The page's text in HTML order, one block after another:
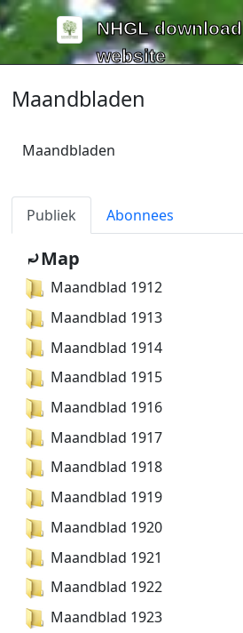
Naar de inhoud
NHGL download
website
Maandbladen
Maandbladen
Publiek Abonnees
⤾Map
Maandblad 1912
Maandblad 1913
Maandblad 1914
Maandblad 1915
Maandblad 1916
Maandblad 1917
Maandblad 1918
Maandblad 1919
Maandblad 1920
Maandblad 1921
Maandblad 1922
Maandblad 1923